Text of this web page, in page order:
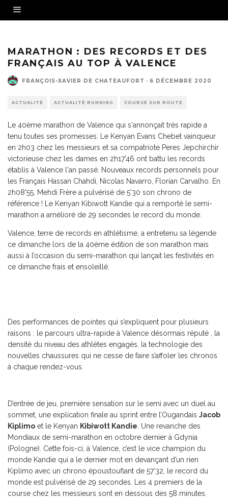
MARATHON : DES RECORDS ET DES
FRANÇAIS AU TOP À VALENCE
FRANÇOIS-XAVIER DE CHATEAUFORT · 6 DÉCEMBRE 2020
ACTUALITÉ ACTUALITÉ RUNNING COURSE SUR ROUTE
Le 40ème marathon de Valence qui s'annonçait très rapide a
tenu toutes ses promesses. Le Kenyan Evans Chebet vainqueur
en 2h03 chez les messieurs et sa compatriote Peres Jepchirchir
victorieuse chez les dames en 2h17'46 ont battu les records
établis à Valence l'an passé. Nouveaux records personnels pour
les Français Hassan Chahdi, Nicolas Navarro, Florian Carvalho. En
2h08'55, Mehdi Frère a pulvérisé de 5'30 son chrono de
référence ! Le Kenyan Kibiwott Kandie qui a remporté le semi-
marathon a amélioré de 29 secondes le record du monde.
Valence, terre de records en athlétisme, a entretenu sa légende
ce dimanche lors de la 40ème édition de son marathon mais
aussi à l’occasion du semi-marathon qui lançait les festivités en
ce dimanche frais et ensoleillé.
Des performances de pointes qui s’expliquent pour plusieurs
raisons : le parcours ultra-rapide à Valence désormais réputé , la
densité du niveau des athlètes engagés, la technologie des
nouvelles chaussures qui ne cesse de faire s’affoler les chronos
à chaque rendez-vous.
D’entrée de jeu, première sensation sur le semi avec un duel au
sommet, une explication finale au sprint entre l’Ougandais Jacob
Kiplimo et le Kenyan Kibiwott Kandie . Une revanche des
Mondiaux de semi-marathon en octobre dernier à Gdynia
(Pologne). Cette fois-ci, à Valence, c’est le vice champion du
monde Kandie qui a le dernier mot en devançant d’un rien
Kiplimo avec un chrono époustouflant de 57’32, le record du
monde est pulvérisé de 29 secondes. Les 4 premiers de la
course chez les messieurs sont en dessous des 58 minutes.